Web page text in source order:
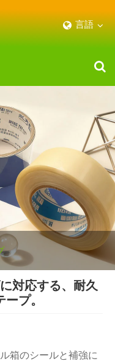
言語
対応する、耐久
プ。
箱のシールと補強に